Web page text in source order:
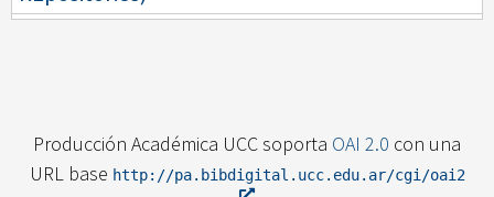
Producción Académica UCC soporta OAI 2.0 con una
URL base http://pa.bibdigital.ucc.edu.ar/cgi/oai2